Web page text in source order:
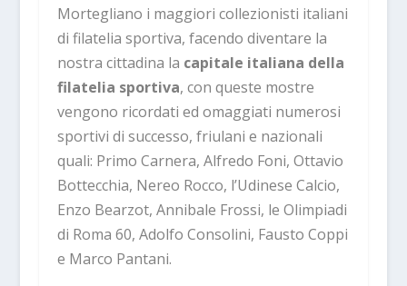
Mortegliano i maggiori collezionisti italiani
di filatelia sportiva, facendo diventare la
nostra cittadina la capitale italiana della
filatelia sportiva, con queste mostre
vengono ricordati ed omaggiati numerosi
sportivi di successo, friulani e nazionali
quali: Primo Carnera, Alfredo Foni, Ottavio
Bottecchia, Nereo Rocco, l’Udinese Calcio,
Enzo Bearzot, Annibale Frossi, le Olimpiadi
di Roma 60, Adolfo Consolini, Fausto Coppi
e Marco Pantani.